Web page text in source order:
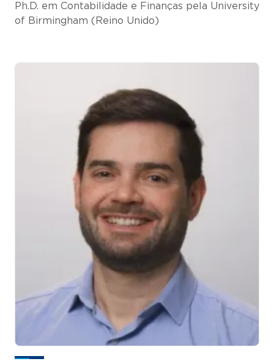
Ph.D. em Contabilidade e Finanças pela University
of Birmingham (Reino Unido)